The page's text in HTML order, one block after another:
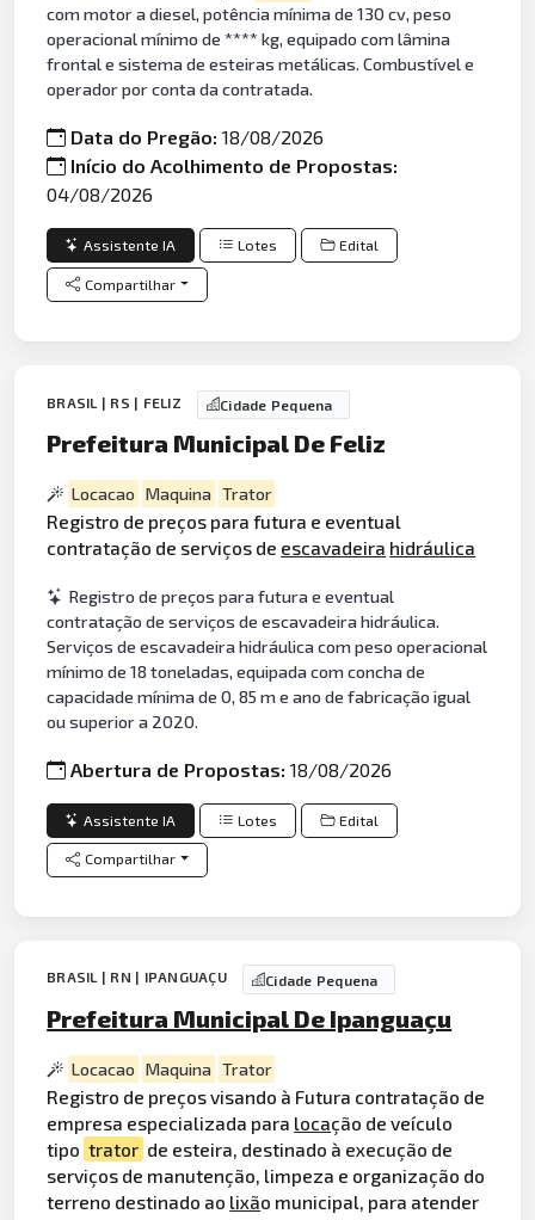
com motor a diesel, potência mínima de 130 cv, peso
operacional mínimo de **** kg, equipado com lâmina
frontal e sistema de esteiras metálicas. Combustível e
operador por conta da contratada.
Data do Pregão:18/08/2026
Início do Acolhimento de Propostas:
04/08/2026
Assistente IA Lotes Edital
Compartilhar
BRASIL | RS | FELIZ Cidade Pequena
Prefeitura Municipal De Feliz
Locacao Maquina Trator
Registro de preços para futura e eventual
contratação de serviços de escavadeira hidráulica
Registro de preços para futura e eventual
contratação de serviços de escavadeira hidráulica.
Serviços de escavadeira hidráulica com peso operacional
mínimo de 18 toneladas, equipada com concha de
capacidade mínima de 0, 85 m e ano de fabricação igual
ou superior a 2020.
Abertura de Propostas:18/08/2026
Assistente IA Lotes Edital
Compartilhar
BRASIL | RN | IPANGUAÇU Cidade Pequena
Prefeitura Municipal De Ipanguaçu
Locacao Maquina Trator
Registro de preços visando à Futura contratação de
empresa especializada para locação de veículo
tipo trator de esteira, destinado à execução de
serviços de manutenção, limpeza e organização do
terreno destinado ao lixão municipal, para atender